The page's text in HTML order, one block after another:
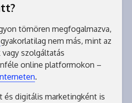
tömören megfogalmazva,
gyakorlatilag nem más, mint az
szolgáltatás
online platformokon –
.
és digitális marketingként is